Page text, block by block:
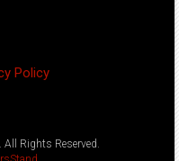
Policy
Rights Reserved.